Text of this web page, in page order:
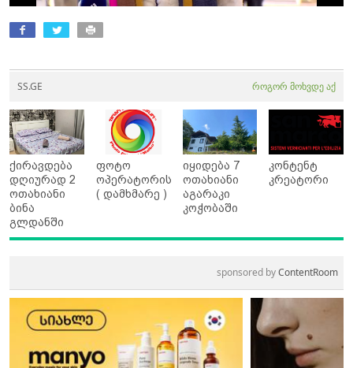
SS.GE როგორ მოხვდე აქ
ქირავდება
დღიურად 2
ოთახიანი
ბინა
გლდანში
ფოტო
ოპერატორის
( დამხმარე )
იყიდება 7
ოთახიანი
აგარაკი
კოჭობაში
კონტენტ
კრეატორი
sponsored byContentRoom